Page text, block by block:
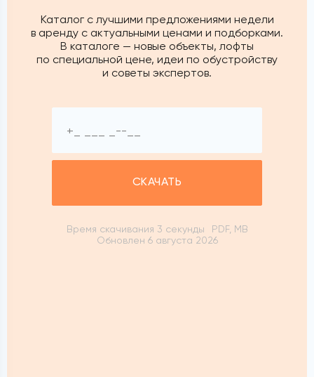
Каталог с лучшими предложениями недели
в аренду с актуальными ценами и подборками.
В каталоге — новые объекты, лофты
по специальной цене, идеи по обустройству
и советы экспертов.
СКАЧАТЬ
Время скачивания 3 секунды
PDF, MB
Обновлен 6 августа 2026